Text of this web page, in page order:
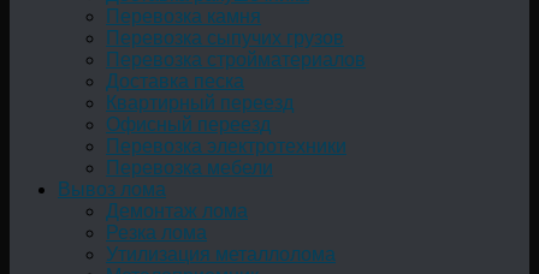
Перевозка камня
Перевозка сыпучих грузов
Перевозка стройматериалов
Доставка песка
Квартирный переезд
Офисный переезд
Перевозка электротехники
Перевозка мебели
Вывоз лома
Демонтаж лома
Резка лома
Утилизация металлолома